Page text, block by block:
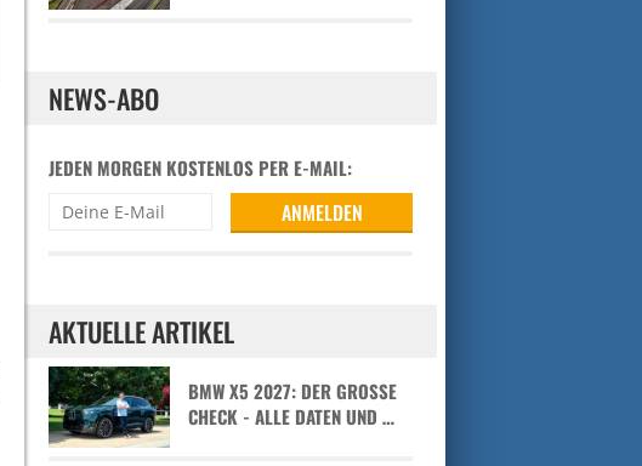
NEWS-ABO
JEDEN MORGEN KOSTENLOS PER E-MAIL:
AKTUELLE ARTIKEL
BMW X5 2027: DER GROSSE C
HECK - ALLE DATEN UND …